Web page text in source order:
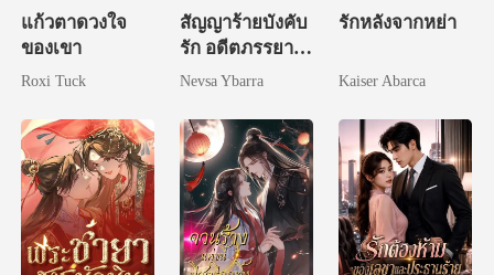
แก้วตาดวงใจ
ของเขา
Roxi Tuck
สัญญาร้ายบังคับ
รัก อดีตภรรยา
ขอหย่าขาด
Nevsa Ybarra
รักหลังจากหย่า
Kaiser Abarca